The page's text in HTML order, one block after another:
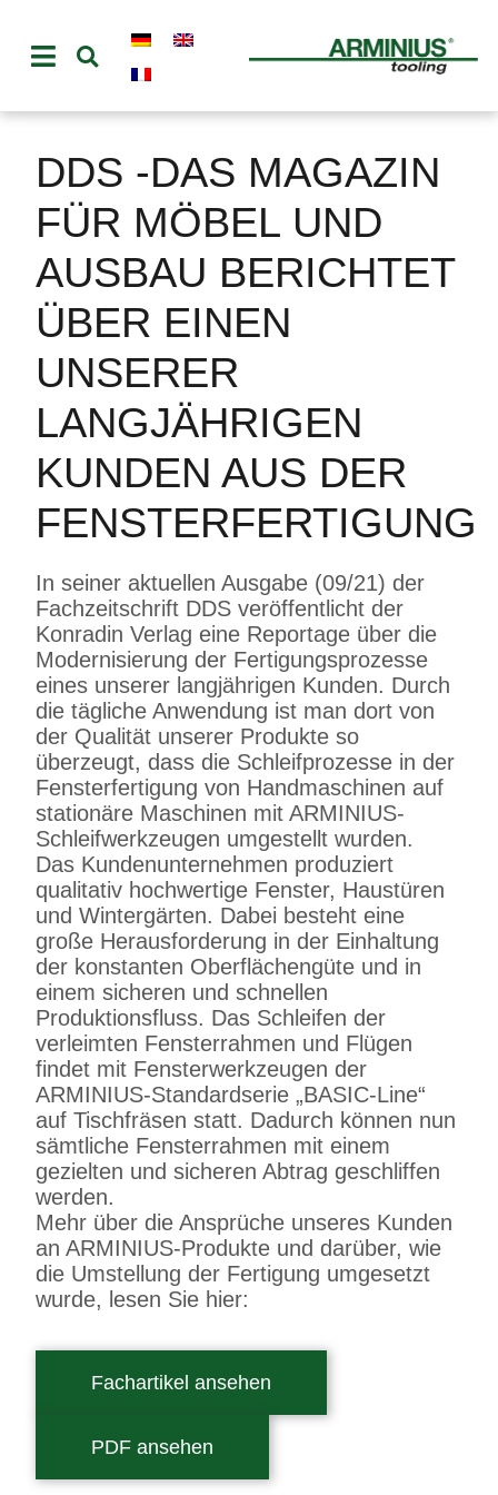
DDS -DAS MAGAZIN
FÜR MÖBEL UND
AUSBAU BERICHTET
ÜBER EINEN
UNSERER
LANGJÄHRIGEN
KUNDEN AUS DER
FENSTERFERTIGUNG
In seiner aktuellen Ausgabe (09/21) der
Fachzeitschrift DDS veröffentlicht der
Konradin Verlag eine Reportage über die
Modernisierung der Fertigungsprozesse
eines unserer langjährigen Kunden. Durch
die tägliche Anwendung ist man dort von
der Qualität unserer Produkte so
überzeugt, dass die Schleifprozesse in der
Fensterfertigung von Handmaschinen auf
stationäre Maschinen mit ARMINIUS-
Schleifwerkzeugen umgestellt wurden.
Das Kundenunternehmen produziert
qualitativ hochwertige Fenster, Haustüren
und Wintergärten. Dabei besteht eine
große Herausforderung in der Einhaltung
der konstanten Oberflächengüte und in
einem sicheren und schnellen
Produktionsfluss. Das Schleifen der
verleimten Fensterrahmen und Flügen
findet mit Fensterwerkzeugen der
ARMINIUS-Standardserie „BASIC-Line“
auf Tischfräsen statt. Dadurch können nun
sämtliche Fensterrahmen mit einem
gezielten und sicheren Abtrag geschliffen
werden.
Mehr über die Ansprüche unseres Kunden
an ARMINIUS-Produkte und darüber, wie
die Umstellung der Fertigung umgesetzt
wurde, lesen Sie hier:
Fachartikel ansehen
PDF ansehen